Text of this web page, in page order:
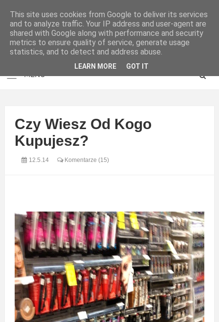
Czy Wiesz Od Kogo
Kupujesz?
12.5.14 Komentarze (15)
This site uses cookies from Google to deliver its services
and to analyze traffic. Your IP address and user-agent are
shared with Google along with performance and security
metrics to ensure quality of service, generate usage
statistics, and to detect and address abuse.
LEARN MORE GOT IT